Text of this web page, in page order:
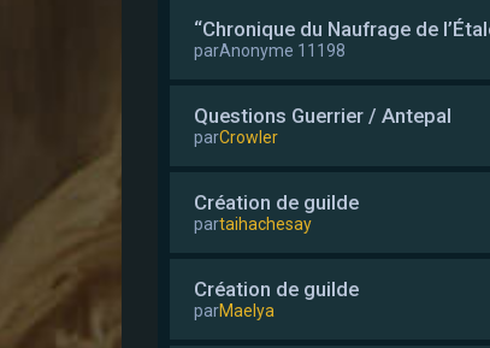
“Chronique du Naufrage de
parAnonyme 11198
Questions Guerrier / Antepal
parCrowler
Création de guilde
partaihachesay
Création de guilde
parMaelya